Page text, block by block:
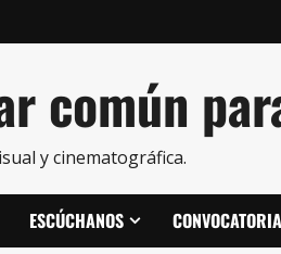
común
y cinematográfica.
ESCÚCHANOS